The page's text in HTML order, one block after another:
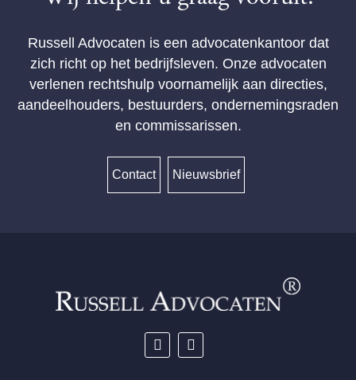
Russell Advocaten is een advocatenkantoor dat
zich richt op het bedrijfsleven. Onze advocaten
verlenen rechtshulp voornamelijk aan directies,
aandeelhouders, bestuurders, ondernemingsraden
en commissarissen.
Contact Nieuwsbrief